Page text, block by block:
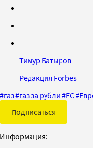
Тимур Батыров
Редакция Forbes
#газ#газ за рубли #ЕС#
Подписаться
Информация: